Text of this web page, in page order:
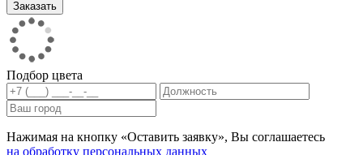
Подбор цвета
Нажимая на кнопку «Оставить заявку», Вы соглашаетесь
на обработку персональных данных